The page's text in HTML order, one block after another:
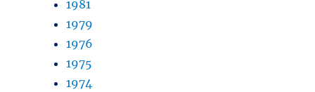
1981
1979
1976
1975
1974